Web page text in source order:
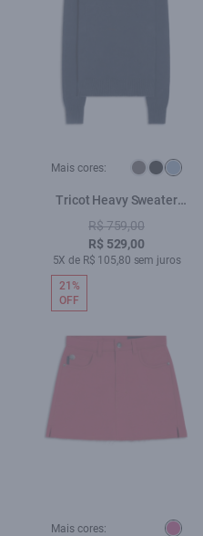
Mais cores:
Tricot Heavy Sweater
Azul Bic
R$ 759,00
R$ 529,00
5X de R$ 105,80 sem juros
Mais cores:
21%
OFF